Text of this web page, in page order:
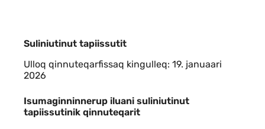
Suliniutinut tapiissutit
Ulloq qinnuteqarfissaq kingulleq: 19. januaari
2026
Indhold
Isumaginninnerup iluani suliniutinut
tapiissutinik qinnuteqarit